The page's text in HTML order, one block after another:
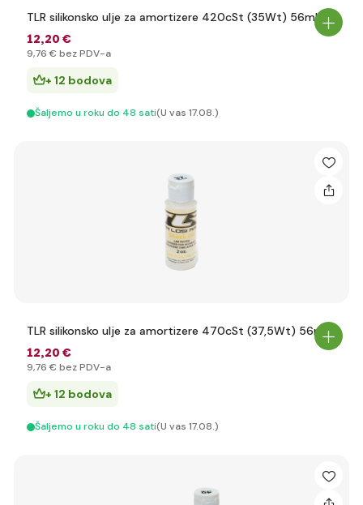
TLR silikonsko ulje za amortizere 420cSt (35Wt) 56ml
12,20 €
9,76 € bez PDV-a
+ 12 bodova
Šaljemo u roku do 48 sati(U vas 17.08.)
TLR silikonsko ulje za amortizere 470cSt (37,5Wt) 56ml
12,20 €
9,76 € bez PDV-a
+ 12 bodova
Šaljemo u roku do 48 sati(U vas 17.08.)